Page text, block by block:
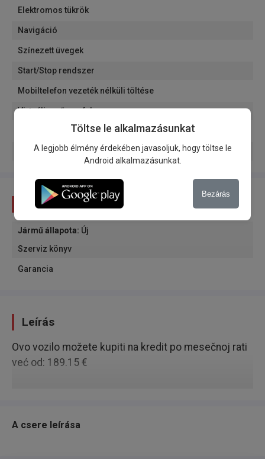
Elektromos tükrök
Navigáció
Színezett üvegek
Start/Stop rendszer
Mobiltelefon vezeték nélküli töltése
Virtuális műszerfal
Magasság állítható ülések
Kormánykerék magasságában állítható
Állapot
Jármű állapota: Új
Szerviz könyv
Garancia
Leírás
Ovo vozilo možete kupiti na kredit po mesečnoj rati
već od: 189.15 €
A csere leírása
Töltse le alkalmazásunkat
A legjobb élmény érdekében javasoljuk, hogy töltse le
Android alkalmazásunkat.
Bezárás